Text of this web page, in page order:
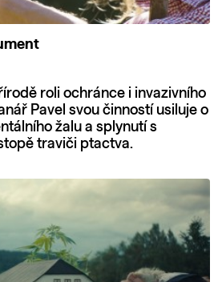
roli ochránce i invazivního
Pavel svou činností usiluje o
žalu a splynutí s
traviči ptactva.